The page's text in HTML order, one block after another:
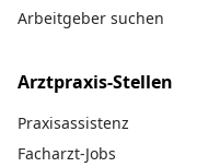
Arbeitgeber suchen
Arztpraxis-Stellen
Praxisassistenz
Facharzt-Jobs